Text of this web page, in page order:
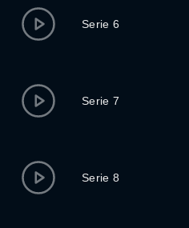
Serie 6
Serie 7
Serie 8